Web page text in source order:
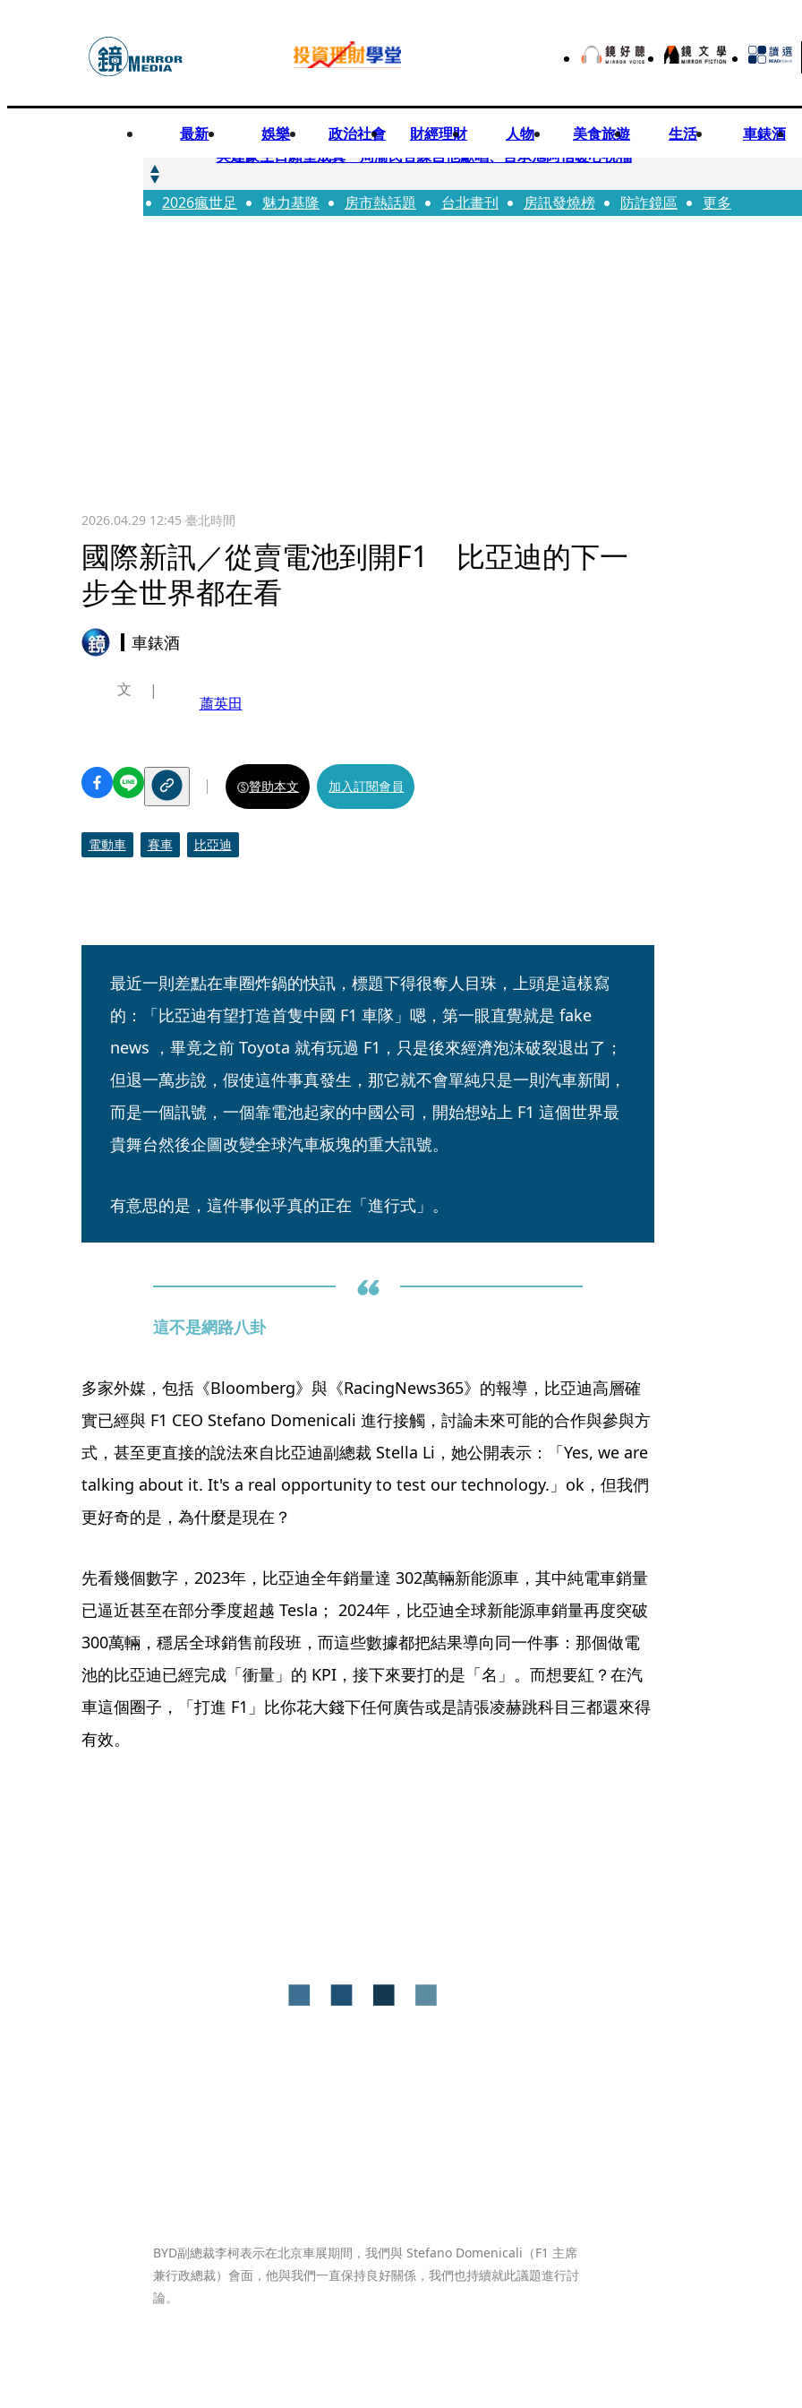
最新 娛樂 政治社會 財經理財 人物 美食旅遊 生活 車錶酒
快訊
吳建豪生日願望成真 周渝民苦練吉他獻唱、言承旭阿信暖心祝福
快訊
42歲情色片女星宣布閃嫁「前職棒投手」！ 她甜讚老公「投球速度快」：擄獲我的心
2026瘋世足 魅力基隆 房市熱話題 台北畫刊 房訊發燒榜 防詐鏡區 更多
2026.04.29 12:45 臺北時間
國際新訊／從賣電池到開F1 比亞迪的下一
步全世界都在看
車錶酒
文
蕭英田
贊助本文 加入訂閱會員
電動車 賽車 比亞迪
最近一則差點在車圈炸鍋的快訊，標題下得很奪人目珠，上頭是這樣寫
的：「比亞迪有望打造首隻中國 F1 車隊」嗯，第一眼直覺就是 fake
news ，畢竟之前 Toyota 就有玩過 F1，只是後來經濟泡沫破裂退出了；
但退一萬步說，假使這件事真發生，那它就不會單純只是一則汽車新聞，
而是一個訊號，一個靠電池起家的中國公司，開始想站上 F1 這個世界最
貴舞台然後企圖改變全球汽車板塊的重大訊號。
有意思的是，這件事似乎真的正在「進行式」。
這不是網路八卦
多家外媒，包括《Bloomberg》與《RacingNews365》的報導，比亞迪高層確
實已經與 F1 CEO Stefano Domenicali 進行接觸，討論未來可能的合作與參與方
式，甚至更直接的說法來自比亞迪副總裁 Stella Li，她公開表示：「Yes, we are
talking about it. It's a real opportunity to test our technology.」ok，但我們
更好奇的是，為什麼是現在？
先看幾個數字，2023年，比亞迪全年銷量達 302萬輛新能源車，其中純電車銷量
已逼近甚至在部分季度超越 Tesla； 2024年，比亞迪全球新能源車銷量再度突破
300萬輛，穩居全球銷售前段班，而這些數據都把結果導向同一件事：那個做電
池的比亞迪已經完成「衝量」的 KPI，接下來要打的是「名」。而想要紅？在汽
車這個圈子，「打進 F1」比你花大錢下任何廣告或是請張凌赫跳科目三都還來得
有效。
BYD副總裁李柯表示在北京車展期間，我們與 Stefano Domenicali（F1 主席
兼行政總裁）會面，他與我們一直保持良好關係，我們也持續就此議題進行討
論。